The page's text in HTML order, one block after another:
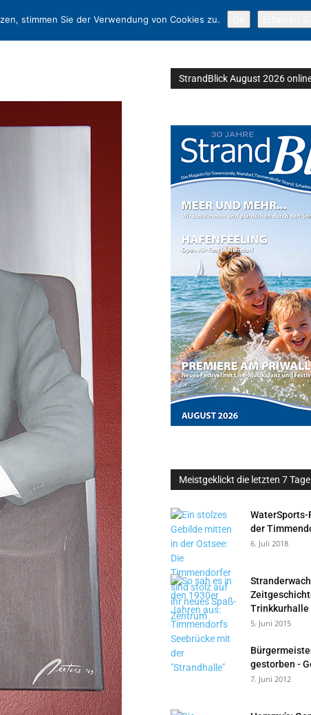
StrandBlick August 2026
Meistgeklickt die letzten 7 Tage
WaterSports-
der
6. Juli 2018
Trinkkurhalle
5. Juni 2015
gestorben -
7. Juni 2012
stimmen Sie der Verwendung von Cookies zu.